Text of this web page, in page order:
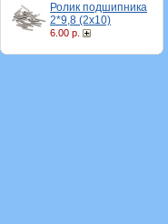
Ролик подшипника
2*9,8 (2х10)
6.00 р.